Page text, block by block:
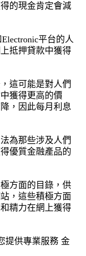
的現金肯定會減
平台的人
抵押貸款中獲得
這可能是對人們
獲得更高的價
，因此每月利息
為那些涉及人們
優質金融產品的
方面的目錄，供
，這些積極方面
精力在網上獲得
提供專業服務 金